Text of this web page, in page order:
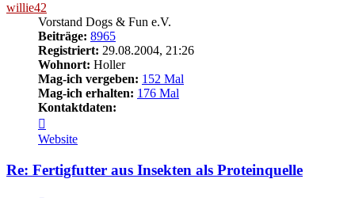
willie42
Vorstand Dogs & Fun e.V.
Beiträge: 8965
Registriert: 29.08.2004, 21:26
Wohnort: Holler
Mag-ich vergeben: 152 Mal
Mag-ich erhalten: 176 Mal
Kontaktdaten:
von
willie42
Website
Re: Fertigfutter aus Insekten als Proteinquelle